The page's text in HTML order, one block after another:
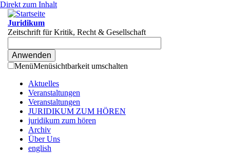
Direkt zum Inhalt
Juridikum
Zeitschrift für Kritik, Recht & Gesellschaft
MenüMenüsichtbarkeit umschalten
Aktuelles
Veranstaltungen
Veranstaltungen
JURIDIKUM ZUM HÖREN
juridikum zum hören
Archiv
Über Uns
english